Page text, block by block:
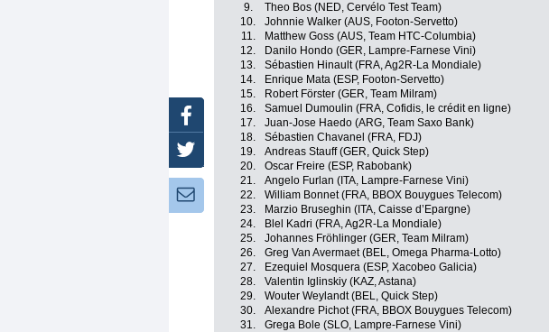
9.
Theo Bos (NED, Cervélo Test Team)
10.
Johnnie Walker (AUS, Footon-Servetto)
11.
Matthew Goss (AUS, Team HTC-Columbia)
12.
Danilo Hondo (GER, Lampre-Farnese Vini)
13.
Sébastien Hinault (FRA, Ag2R-La Mondiale)
14.
Enrique Mata (ESP, Footon-Servetto)
15.
Robert Förster (GER, Team Milram)
16.
Samuel Dumoulin (FRA, Cofidis, le crédit en ligne)
17.
Juan-Jose Haedo (ARG, Team Saxo Bank)
18.
Sébastien Chavanel (FRA, FDJ)
19.
Andreas Stauff (GER, Quick Step)
20.
Oscar Freire (ESP, Rabobank)
21.
Angelo Furlan (ITA, Lampre-Farnese Vini)
22.
William Bonnet (FRA, BBOX Bouygues Telecom)
23.
Marzio Bruseghin (ITA, Caisse d’Epargne)
24.
Blel Kadri (FRA, Ag2R-La Mondiale)
25.
Johannes Fröhlinger (GER, Team Milram)
26.
Greg Van Avermaet (BEL, Omega Pharma-Lotto)
27.
Ezequiel Mosquera (ESP, Xacobeo Galicia)
28.
Valentin Iglinskiy (KAZ, Astana)
29.
Wouter Weylandt (BEL, Quick Step)
30.
Alexandre Pichot (FRA, BBOX Bouygues Telecom)
31.
Grega Bole (SLO, Lampre-Farnese Vini)
Facebook
Twitter
Newsletter: